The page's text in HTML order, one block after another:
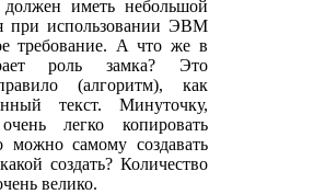
иметь небольшой
при использовании ЭВМ
требование. А что же в
роль замка? Это
(алгоритм), как
текст. Минуточку,
легко копировать
самому создавать
создать? Количество
велико.